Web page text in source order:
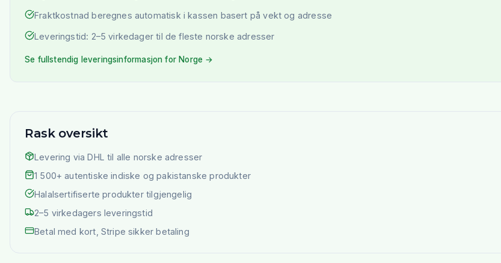
Fraktkostnad beregnes automatisk i kassen basert på vekt og adresse
Leveringstid: 2–5 virkedager til de fleste norske adresser
Se fullstendig leveringsinformasjon for Norge →
Rask oversikt
Levering via DHL til alle norske adresser
1 500+ autentiske indiske og pakistanske produkter
Halalsertifiserte produkter tilgjengelig
2–5 virkedagers leveringstid
Betal med kort, Stripe sikker betaling